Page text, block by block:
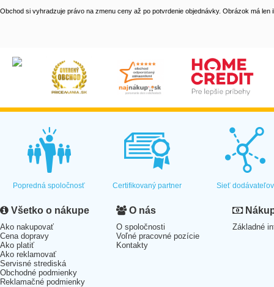
Obchod si vyhradzuje právo na zmenu ceny až po potvrdenie objednávky. Obrázok má len
Popredná spoločnosť Certifikovaný partner Sieť dodávateľov
Všetko o nákupe
Ako nakupovať
Cena dopravy
Ako platiť
Ako reklamovať
Servisné strediská
Obchodné podmienky
Reklamačné podmienky
O nás
O spoločnosti
Voľné pracovné pozície
Kontakty
Základné